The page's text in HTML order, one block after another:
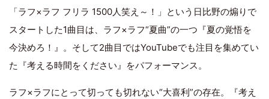
「ラフ×ラフ フリラ 1500人笑え～！」という日比野の煽りで
スタートした1曲目は、ラフ×ラフ“夏曲”の一つ『夏の覚悟を
今決めろ！』。そして2曲目ではYouTubeでも注目を集めてい
た『考える時間をください』をパフォーマンス。
ラフ×ラフにとって切っても切れない“大喜利”の存在。『考え